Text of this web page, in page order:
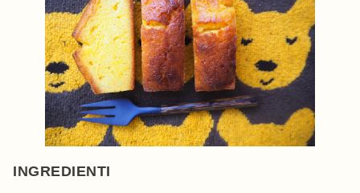
INGREDIENTI